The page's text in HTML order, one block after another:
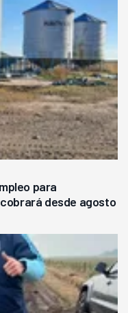
para
desde agosto